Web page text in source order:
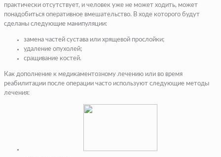
практически отсутствует, и человек уже не может ходить, может
понадобиться оперативное вмешательство. В ходе которого будут
сделаны следующие манипуляции:
замена частей сустава или хрящевой прослойки;
удаление опухолей;
сращивание костей.
Как дополнение к медикаментозному лечению или во время
реабилитации после операции часто используют следующие методы
лечения: